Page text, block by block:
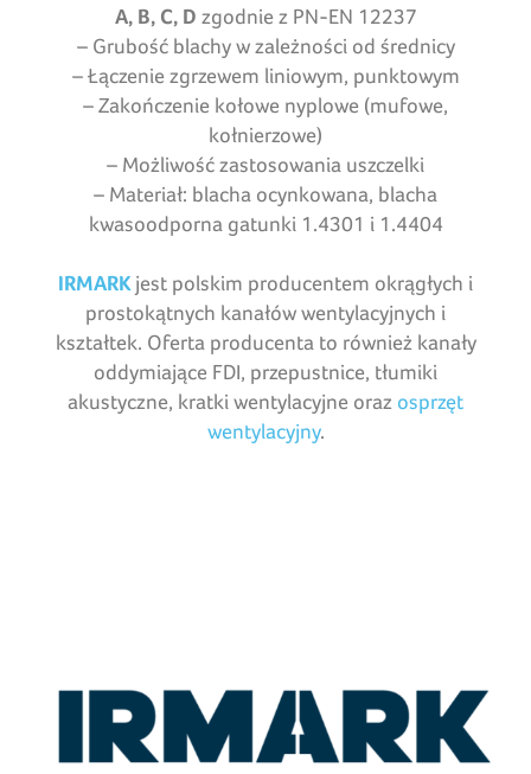
A, B, C, D zgodnie z PN-EN 12237
– Grubość blachy w zależności od średnicy
– Łączenie zgrzewem liniowym, punktowym
– Zakończenie kołowe nyplowe (mufowe,
kołnierzowe)
– Możliwość zastosowania uszczelki
– Materiał: blacha ocynkowana, blacha
kwasoodporna gatunki 1.4301 i 1.4404
IRMARK jest polskim producentem okrągłych i
prostokątnych kanałów wentylacyjnych i
kształtek. Oferta producenta to również kanały
oddymiające FDI, przepustnice, tłumiki
akustyczne, kratki wentylacyjne oraz osprzęt
wentylacyjny.